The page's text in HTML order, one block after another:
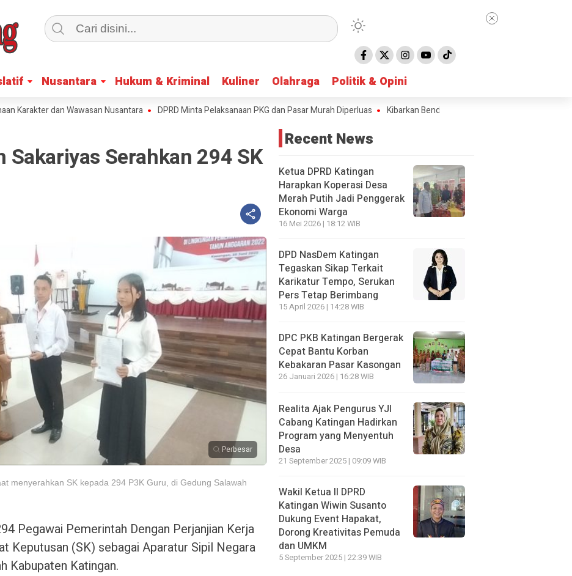
Nusantara Hukum & Kriminal Kuliner Olahraga Politik & Opini
Nusantara Hukum & Kriminal Kuliner Olahraga Politik & Opini
dan Wawasan Nusantara DPRD Minta Pelaksanaan PKG dan Pasar Murah Diperluas Kibarkan Bendera Merah Putih Selama Bulan Agustus
Sakariyas Serahkan 294 SK
Perbesar
menyerahkan SK kepada 294 P3K Guru, di Gedung Salawah
Pegawai Pemerintah Dengan Perjanjian Kerja
Keputusan (SK) sebagai Aparatur Sipil Negara
Kabupaten Katingan.
Recent News
Ketua DPRD Katingan
Harapkan Koperasi Desa
Merah Putih Jadi Penggerak
Ekonomi Warga
16 Mei 2026 | 18:12 WIB
DPD NasDem Katingan
Tegaskan Sikap Terkait
Karikatur Tempo, Serukan
Pers Tetap Berimbang
15 April 2026 | 14:28 WIB
DPC PKB Katingan Bergerak
Cepat Bantu Korban
Kebakaran Pasar Kasongan
26 Januari 2026 | 16:28 WIB
Realita Ajak Pengurus YJI
Cabang Katingan Hadirkan
Program yang Menyentuh
Desa
21 September 2025 | 09:09 WIB
Wakil Ketua II DPRD
Katingan Wiwin Susanto
Dukung Event Hapakat,
Dorong Kreativitas Pemuda
dan UMKM
5 September 2025 | 22:39 WIB